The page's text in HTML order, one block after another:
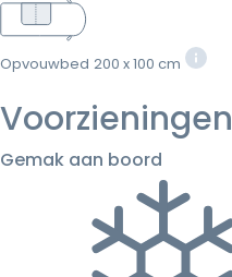
Opvouwbed 200 x 100 cm
Voorzieningen
Gemak aan boord